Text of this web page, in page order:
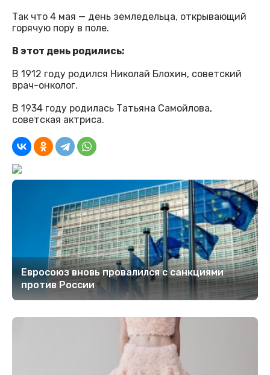
Так что 4 мая — день земледельца, открывающий
горячую пору в поле.
В этот день родились:
В 1912 году родился Николай Блохин, советский
врач-онколог.
В 1934 году родилась Татьяна Самойлова,
советская актриса.
Евросоюз вновь провалился с санкциями
против России